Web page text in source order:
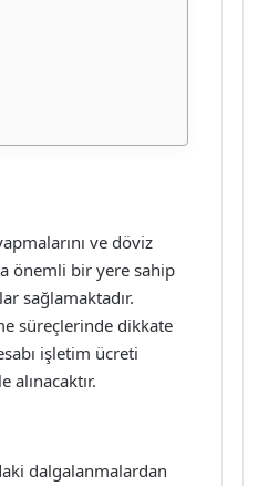
ve döviz
önemli bir yere sahip
sağlamaktadır.
süreçlerinde dikkate
işletim ücreti
alınacaktır.
dalgalanmalardan